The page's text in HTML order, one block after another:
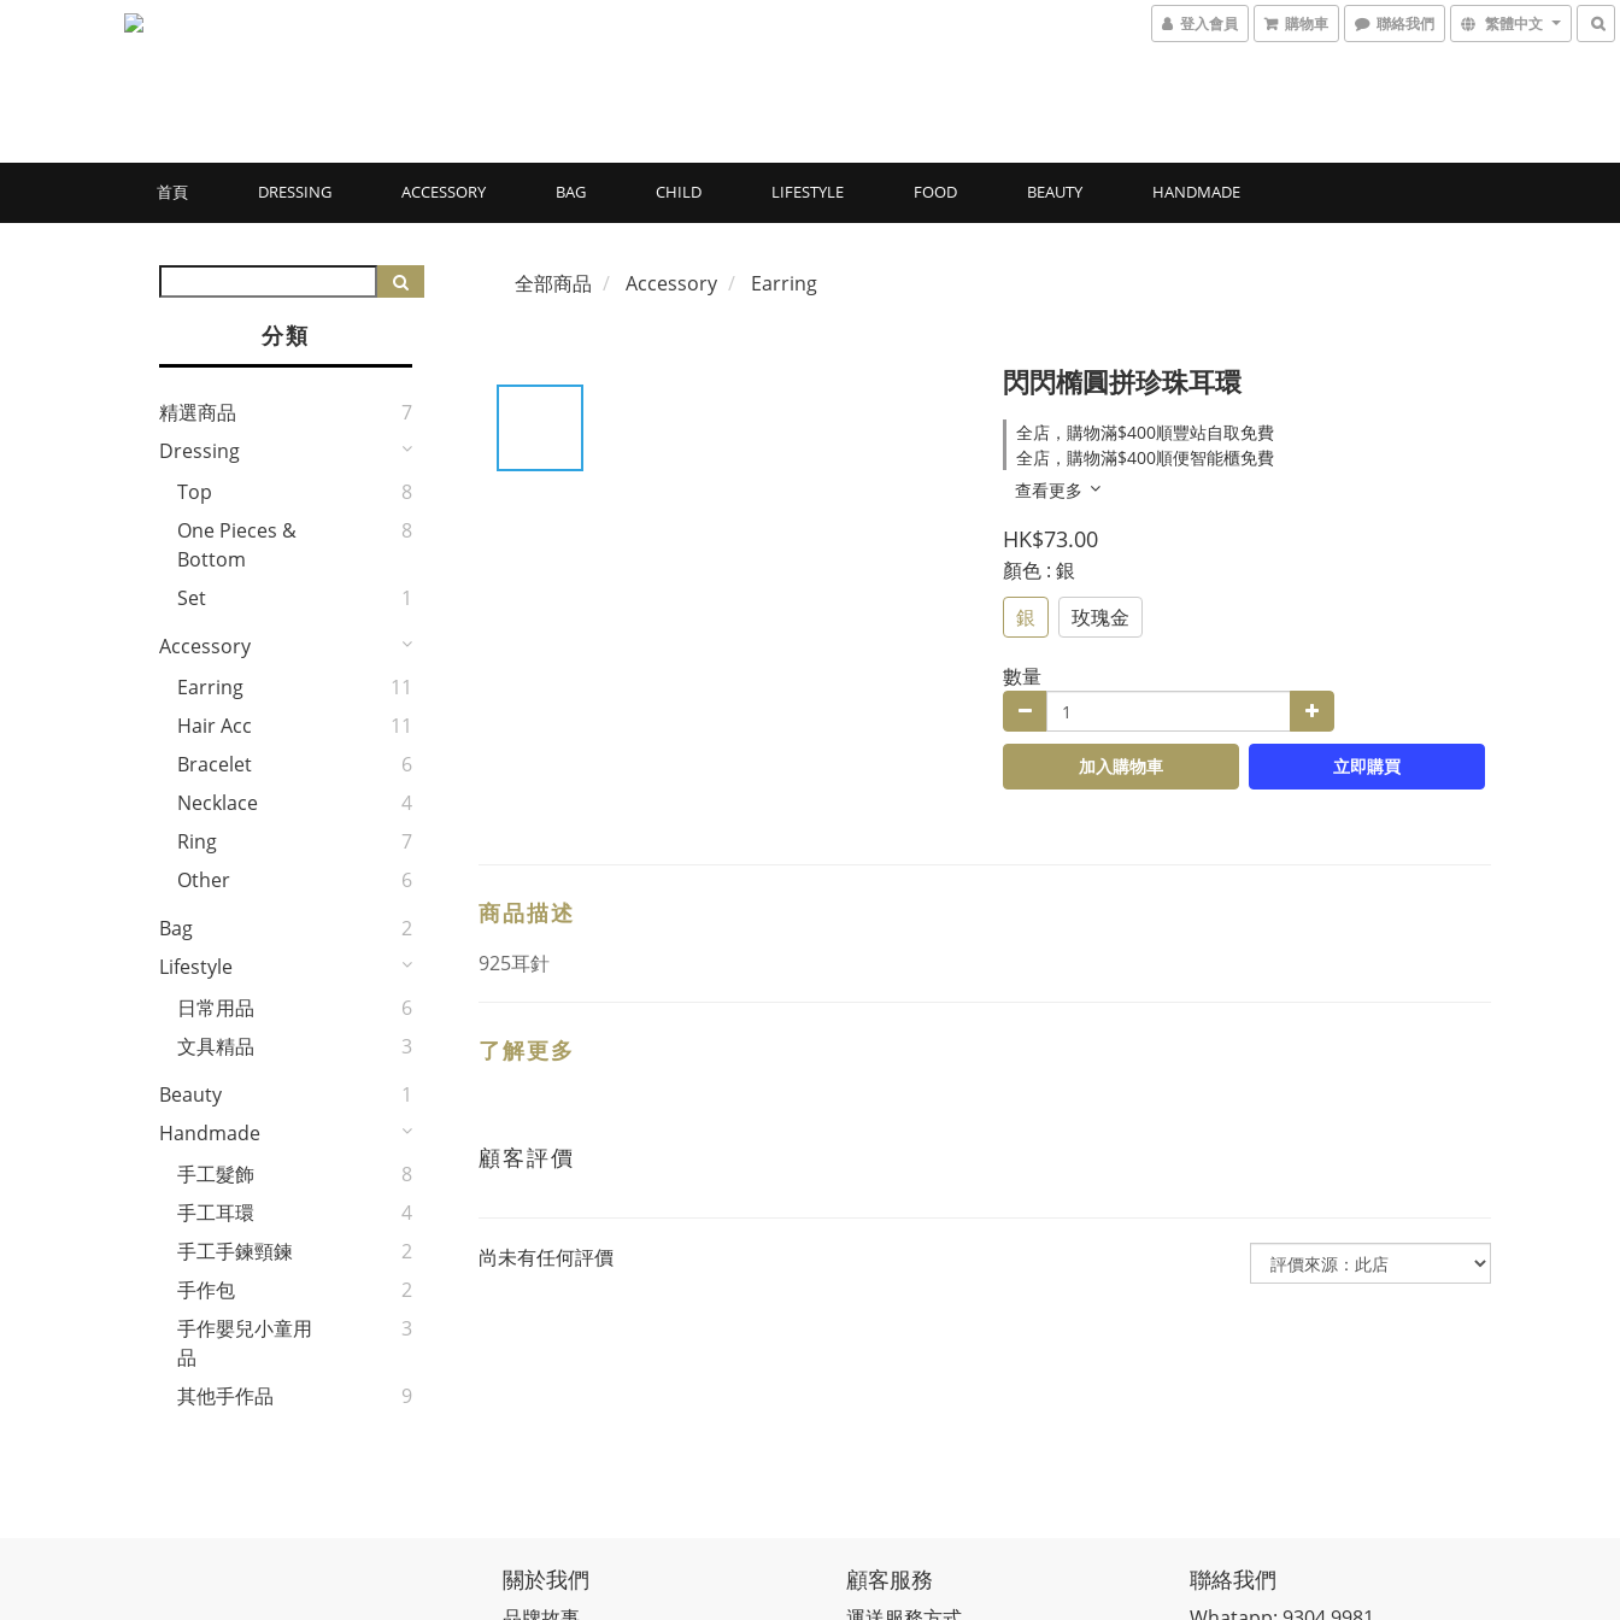
登入會員 購物車 聯絡我們 繁體中文
首頁 DRESSING ACCESSORY BAG CHILD LIFESTYLE FOOD BEAUTY HANDMADE
分類
精選商品
7
Dressing
Top
8
One Pieces &
Bottom
8
Set
1
Accessory
Earring
11
Hair Acc
11
Bracelet
6
Necklace
4
Ring
7
Other
6
Bag
2
Lifestyle
日常用品
6
文具精品
3
Beauty
1
Handmade
手工髮飾
8
手工耳環
4
手工手鍊頸鍊
2
手作包
2
手作嬰兒小童用
品
3
其他手作品 9
全部商品 Accessory Earring
閃閃橢圓拼珍珠耳環
全店，購物滿$400順豐站自取免費
全店，購物滿$400順便智能櫃免費
查看更多
HK$73.00
顏色 : 銀
銀
玫瑰金
數量
加入購物車 立即購買
商品描述
925耳針
了解更多
顧客評價
尚未有任何評價
關於我們 顧客服務 聯絡我們